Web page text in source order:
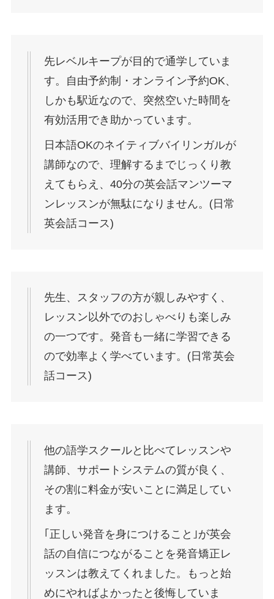
先レベルキープが目的で通学していま
す。自由予約制・オンライン予約OK、
しかも駅近なので、突然空いた時間を
有効活用でき助かっています。
日本語OKのネイティブバイリンガルが
講師なので、理解するまでじっくり教
えてもらえ、40分の英会話マンツーマ
ンレッスンが無駄になりません。(日常
英会話コース)
先生、スタッフの方が親しみやすく、
レッスン以外でのおしゃべりも楽しみ
の一つです。発音も一緒に学習できる
ので効率よく学べています。(日常英会
話コース)
他の語学スクールと比べてレッスンや
講師、サポートシステムの質が良く、
その割に料金が安いことに満足してい
ます。
｢正しい発音を身につけること｣が英会
話の自信につながることを発音矯正レ
ッスンは教えてくれました。もっと始
めにやればよかったと後悔していま